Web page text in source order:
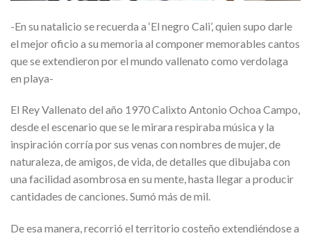
-En su natalicio se recuerda a ‘El negro Cali’, quien supo darle
el mejor oficio a su memoria al componer memorables cantos
que se extendieron por el mundo vallenato como verdolaga
en playa-
El Rey Vallenato del año 1970 Calixto Antonio Ochoa Campo,
desde el escenario que se le mirara respiraba música y la
inspiración corría por sus venas con nombres de mujer, de
naturaleza, de amigos, de vida, de detalles que dibujaba con
una facilidad asombrosa en su mente, hasta llegar a producir
cantidades de canciones. Sumó más de mil.
De esa manera, recorrió el territorio costeño extendiéndose a